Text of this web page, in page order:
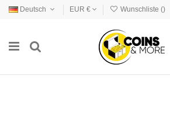
Deutsch EUR € Wunschliste ()